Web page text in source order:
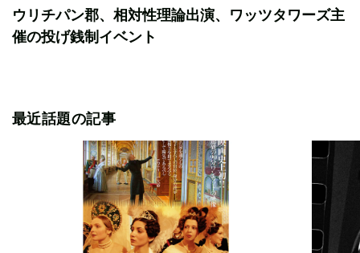
ウリチパン郡、相対性理論出演、ワッツタワーズ主
催の投げ銭制イベント
最近話題の記事